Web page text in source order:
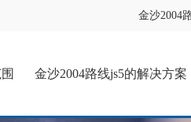
金沙2004
金沙2004路线js5的解决方案